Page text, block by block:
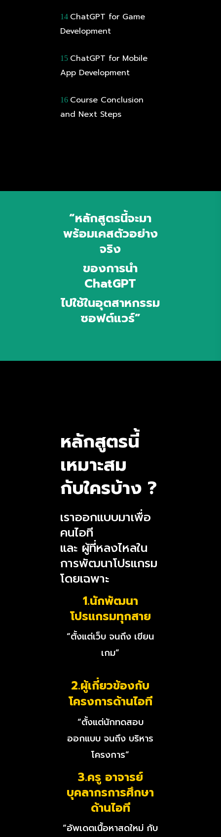
14 ChatGPT for Game
Development
15 ChatGPT for Mobile
App Development
16 Course Conclusion
and Next Steps
“หลักสูตรนี้จะมา
พร้อมเคสตัวอย่าง
จริง
ของการนำ
ChatGPT
ไปใช้ในอุตสาหกรรม
ซอฟต์แวร์”
หลักสูตรนี้
เหมาะสม
กับใครบ้าง ?
เราออกแบบมาเพื่อ
คนไอที
และ ผู้ที่หลงไหลใน
การพัฒนาโปรแกรม
โดยเฉพาะ
1.นักพัฒนา
โปรแกรมทุกสาย
“ตั้งแต่เว็บ จนถึง เขียน
เกม”
2.ผู้เกี่ยวข้องกับ
โครงการด้านไอที
“ตั้งแต่นักทดสอบ
ออกแบบ จนถึง บริหาร
โครงการ”
3.ครู อาจารย์
บุคลากรการศึกษา
ด้านไอที
“อัพเดตเนื้อหาสดใหม่ กับ